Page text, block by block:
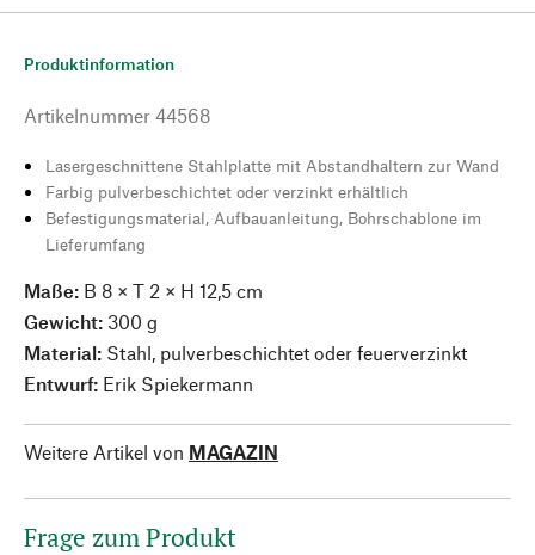
Produktinformation
Artikelnummer 44568
Lasergeschnittene Stahlplatte mit Abstandhaltern zur Wand
Farbig pulverbeschichtet oder verzinkt erhältlich
Befestigungsmaterial, Aufbauanleitung, Bohrschablone im
Lieferumfang
Maße: B 8 × T 2 × H 12,5 cm
Gewicht: 300 g
Material: Stahl, pulverbeschichtet oder feuerverzinkt
Entwurf: Erik Spiekermann
Weitere Artikel von MAGAZIN
Frage zum Produkt